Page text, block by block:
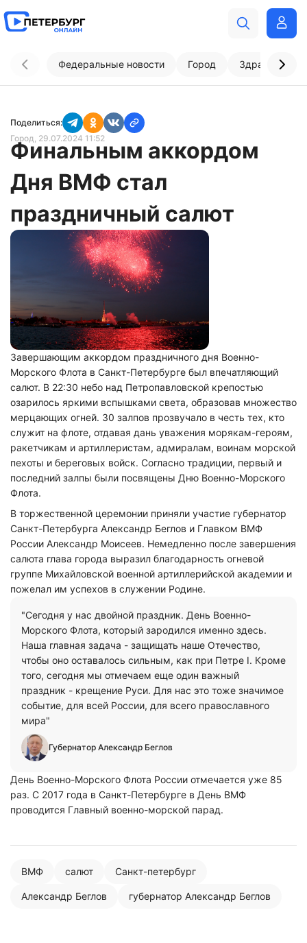
Федеральные новости Город
Поделиться:
Город, 29.07.2024 11:52
Финальным аккордом
Дня ВМФ стал
праздничный салют
Завершающим аккордом праздничного дня Военно-
Морского Флота в Санкт-Петербурге был впечатляющий
салют. В 22:30 небо над Петропавловской крепостью
озарилось яркими вспышками света, образовав множество
мерцающих огней. 30 залпов прозвучало в честь тех, кто
служит на флоте, отдавая дань уважения морякам-героям,
ракетчикам и артиллеристам, адмиралам, воинам морской
пехоты и береговых войск. Согласно традиции, первый и
последний залпы были посвящены Дню Военно-Морского
Флота.
В торжественной церемонии приняли участие губернатор
Санкт-Петербурга Александр Беглов и Главком ВМФ
России Александр Моисеев. Немедленно после завершения
салюта глава города выразил благодарность огневой
группе Михайловской военной артиллерийской академии и
пожелал им успехов в служении Родине.
"Сегодня у нас двойной праздник. День Военно-
Морского Флота, который зародился именно здесь.
Наша главная задача - защищать наше Отечество,
чтобы оно оставалось сильным, как при Петре I. Кроме
того, сегодня мы отмечаем еще один важный
праздник - крещение Руси. Для нас это тоже значимое
событие, для всей России, для всего православного
мира"
Губернатор Александр Беглов
День Военно-Морского Флота России отмечается уже 85
раз. С 2017 года в Санкт-Петербурге в День ВМФ
проводится Главный военно-морской парад.
ВМФ салют Санкт-петербург
Александр Беглов губернатор Александр Беглов